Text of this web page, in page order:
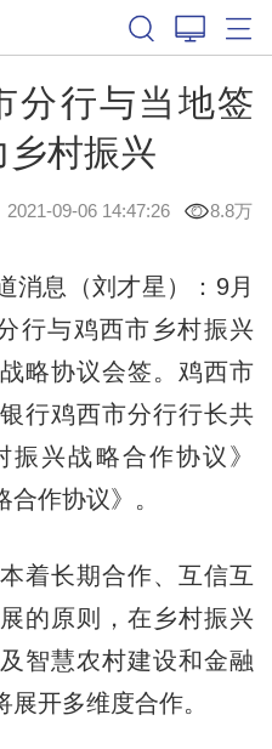
分行与当地签
乡村振兴
2021-09-06 14:47:26 8.8万
息（刘才星）：9月
行与鸡西市乡村振兴
略协议会签。鸡西市
行鸡西市分行行长共
兴战略合作协议》
合作协议》。
长期合作、互信互
的原则，在乡村振兴
智慧农村建设和金融
开多维度合作。